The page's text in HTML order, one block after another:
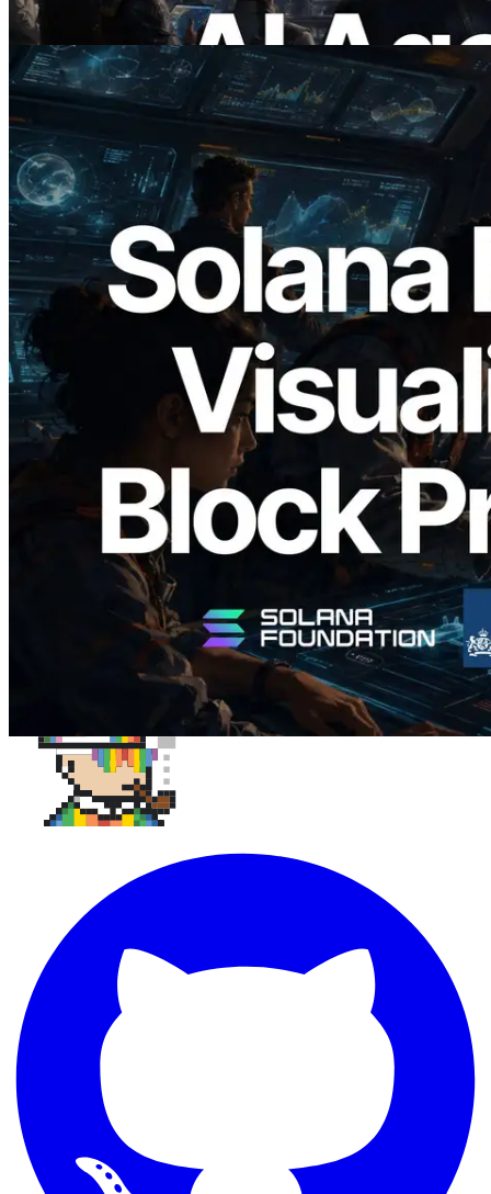
Ler este artigo
2026.05.24
Validators Solutions lança Solana Block
Analyzer — Visualizando o tempo de
produção de bloco por slot e o validador
responsável